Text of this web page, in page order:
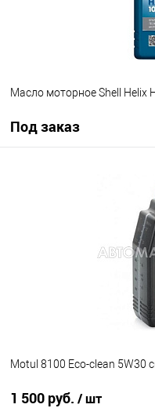
Масло моторное Shell Helix
Под заказ
Motul 8100 Eco-clean 5W30
1 500 руб. / шт